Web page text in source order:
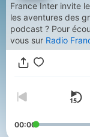
France Inter invite
les aventures des
podcast ? Pour
vous sur Radio
00:00